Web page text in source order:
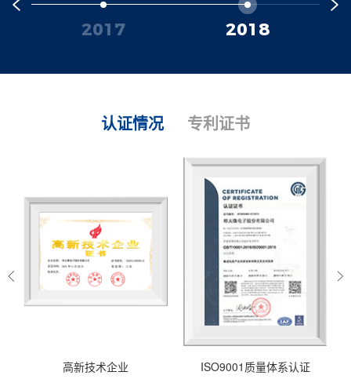
2017 2018
认证情况 专利证书
高新技术企业 ISO9001质量体系认证